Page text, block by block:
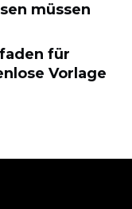
müssen
für
Vorlage